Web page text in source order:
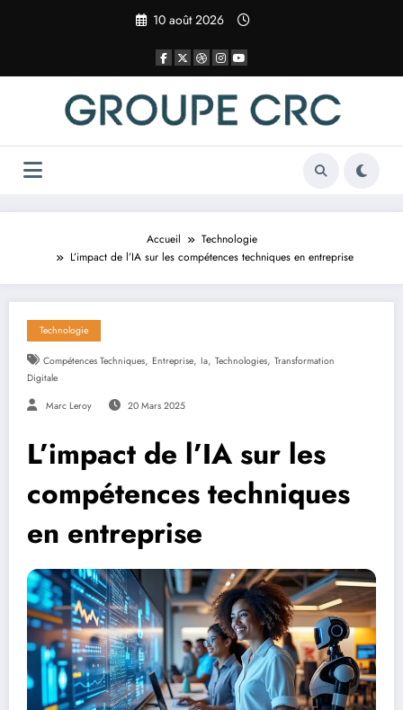
10 août 2026
Accueil
Technologie
L’impact de l’IA sur les compétences techniques en entreprise
Technologie
Compétences Techniques, Entreprise, Ia, Technologies, Transformation
Digitale
Marc Leroy 20 Mars 2025
L’impact de l’IA sur les
compétences techniques
en entreprise